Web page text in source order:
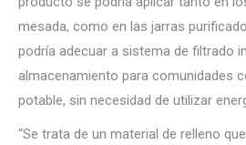
mesada, como en las jarras
podría adecuar a sistema de filtrado
almacenamiento para comunidades
potable, sin necesidad de utilizar
“Se trata de un material de relleno